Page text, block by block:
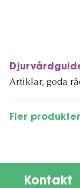
Artiklar, goda
Fler
Kontakt